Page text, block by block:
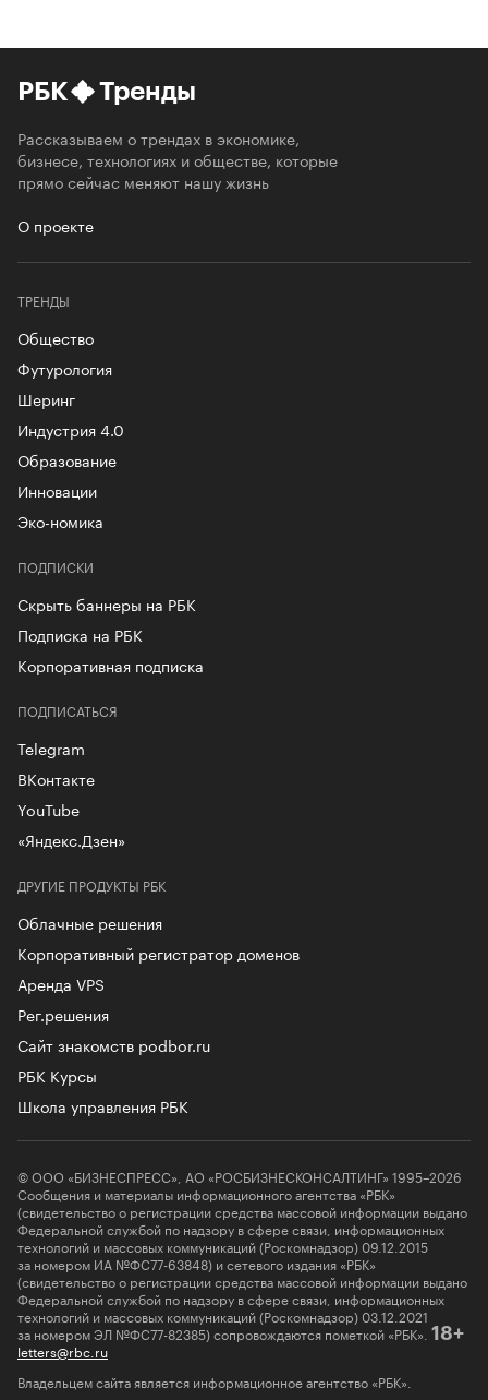
РБК Тренды
Рассказываем о трендах в экономике,
бизнесе, технологиях и обществе, которые
прямо сейчас меняют нашу жизнь
О проекте
ТРЕНДЫ
Общество
Футурология
Шеринг
Индустрия 4.0
Образование
Инновации
Эко-номика
ПОДПИСКИ
Скрыть баннеры на РБК
Подписка на РБК
Корпоративная подписка
ДРУГИЕ ПРОДУКТЫ РБК
Облачные решения
Корпоративный регистратор доменов
Аренда VPS
Рег.решения
Сайт знакомств podbor.ru
РБК Курсы
Школа управления РБК
ПОДПИСАТЬСЯ
Telegram
ВКонтакте
YouTube
«Яндекс.Дзен»
© ООО «БИЗНЕСПРЕСС», АО «РОСБИЗНЕСКОНСАЛТИНГ» 1995–2026
Сообщения и материалы информационного агентства «РБК»
(свидетельство о регистрации средства массовой информации выдано
Федеральной службой по надзору в сфере связи, информационных
технологий и массовых коммуникаций (Роскомнадзор) 09.12.2015
за номером ИА №ФС77-63848) и сетевого издания «РБК»
(свидетельство о регистрации средства массовой информации выдано
Федеральной службой по надзору в сфере связи, информационных
технологий и массовых коммуникаций (Роскомнадзор) 03.12.2021
за номером ЭЛ №ФС77-82385) сопровождаются пометкой «РБК». 18+
letters@rbc.ru
Владельцем сайта является информационное агентство «РБК».